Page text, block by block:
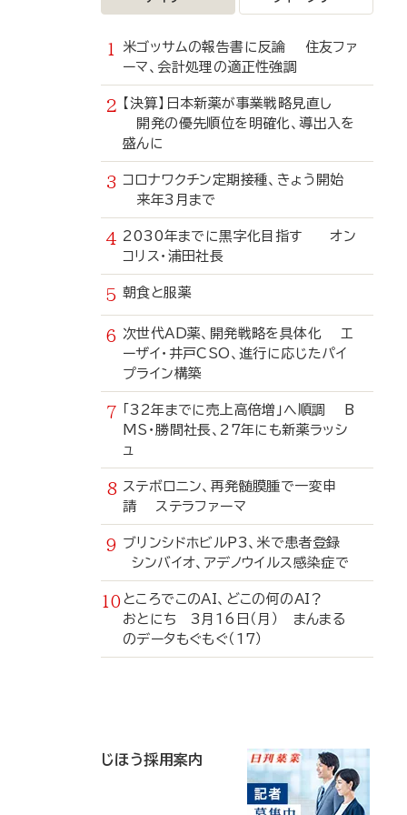
米ゴッサムの報告書に反論 住友ファ
ーマ、会計処理の適正性強調
【決算】日本新薬が事業戦略見直し
開発の優先順位を明確化、導出入を
盛んに
コロナワクチン定期接種、きょう開始
来年3月まで
2030年までに黒字化目指す オン
コリス・浦田社長
朝食と服薬
次世代AD薬、開発戦略を具体化 エ
ーザイ・井戸CSO、進行に応じたパイ
プライン構築
「32年までに売上高倍増」へ順調 B
MS・勝間社長、27年にも新薬ラッシ
ュ
ステボロニン、再発髄膜腫で一変申
請 ステラファーマ
ブリンシドホビルP3、米で患者登録
シンバイオ、アデノウイルス感染症で
ところでこのAI、どこの何のAI？
おとにち 3月16日（月） まんまる
のデータもぐもぐ（17）
じほう採用案内